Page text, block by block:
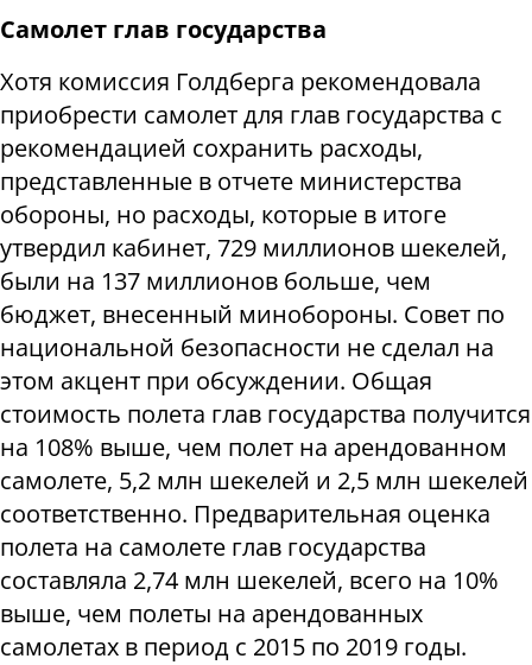
Самолет глав государства
Хотя комиссия Голдберга рекомендовала
приобрести самолет для глав государства с
рекомендацией сохранить расходы,
представленные в отчете министерства
обороны, но расходы, которые в итоге
утвердил кабинет, 729 миллионов шекелей,
были на 137 миллионов больше, чем
бюджет, внесенный минобороны. Совет по
национальной безопасности не сделал на
этом акцент при обсуждении. Общая
стоимость полета глав государства получится
на 108% выше, чем полет на арендованном
самолете, 5,2 млн шекелей и 2,5 млн шекелей
соответственно. Предварительная оценка
полета на самолете глав государства
составляла 2,74 млн шекелей, всего на 10%
выше, чем полеты на арендованных
самолетах в период с 2015 по 2019 годы.